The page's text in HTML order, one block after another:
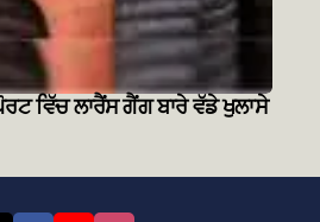
ਵਿੱਚ ਲਾਰੈਂਸ ਗੈਂਗ ਬਾਰੇ ਵੱਡੇ ਖੁਲਾਸੇ